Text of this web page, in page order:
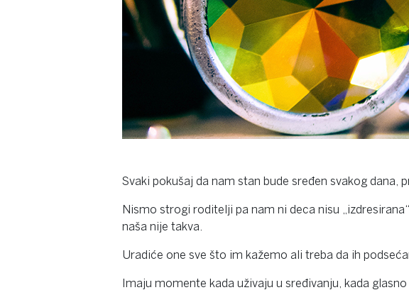
Svaki pokušaj da nam stan bude sređen svakog dana,
Nismo strogi roditelji pa nam ni deca nisu
naša nije takva.
Uradiće one sve što im kažemo ali treba da ih
Imaju momente kada uživaju u sređivanju, kada